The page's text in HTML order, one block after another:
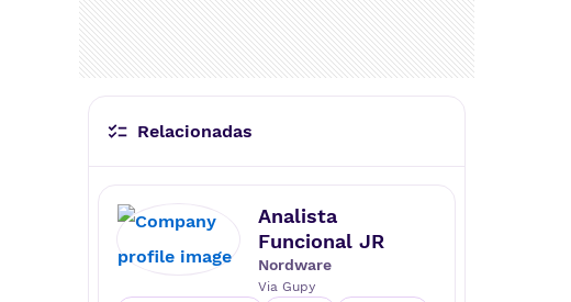
Relacionadas
Analista
Funcional JR
Nordware
Via Gupy